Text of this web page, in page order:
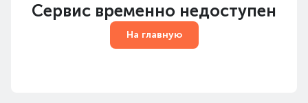
Сервис временно недоступен
На главную